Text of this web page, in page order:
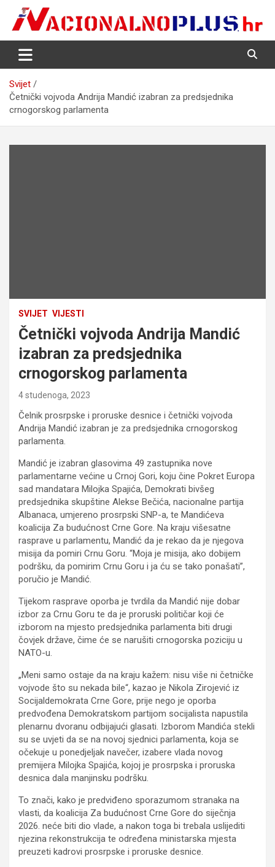
content
NacionalnoPlus.hr
Nacija želi znati više
Svijet
Četnički vojvoda Andrija Mandić izabran za predsjednika
crnogorskog parlamenta
SVIJET VIJESTI
Četnički vojvoda Andrija Mandić
izabran za predsjednika
crnogorskog parlamenta
4 studenoga, 2023
Čelnik prosrpske i proruske desnice i četnički vojvoda
Andrija Mandić izabran je za predsjednika crnogorskog
parlamenta.
Mandić je izabran glasovima 49 zastupnika nove
parlamentarne većine u Crnoj Gori, koju čine Pokret Europa
sad mandatara Milojka Spajića, Demokrati bivšeg
predsjednika skupštine Alekse Bečića, nacionalne partija
Albanaca, umjereno prosrpski SNP-a, te Mandićeva
koalicija Za budućnost Crne Gore. Na kraju višesatne
rasprave u parlamentu, Mandić da je rekao da je njegova
misija da pomiri Crnu Goru. “Moja je misija, ako dobijem
podršku, da pomirim Crnu Goru i ja ću se tako ponašati”,
poručio je Mandić.
Tijekom rasprave oporba je tvrdila da Mandić nije dobar
izbor za Crnu Goru te da je proruski političar koji će
izborom na mjesto predsjednika parlamenta biti drugi
čovjek države, čime će se narušiti crnogorska poziciju u
NATO-u.
„Meni samo ostaje da na kraju kažem: nisu više ni četničke
vojvode što su nekada bile“, kazao je Nikola Zirojević iz
Socijaldemokrata Crne Gore, prije nego je oporba
predvođena Demokratskom partijom socijalista napustila
plenarnu dvoranu odbijajući glasati. Izborom Mandića stekli
su se uvjeti da se na novoj sjednici parlamenta, koja se
očekuje u ponedjeljak navečer, izabere vlada novog
premijera Milojka Spajića, kojoj je prosrpska i proruska
desnica dala manjinsku podršku.
To znači, kako je predviđeno sporazumom stranaka na
vlasti, da koalicija Za budućnost Crne Gore do siječnja
2026. neće biti dio vlade, a nakon toga bi trebala uslijediti
njezina rekonstrukcija te određena ministarska mjesta
preuzeti kadrovi prosrpske i proruske desnice.